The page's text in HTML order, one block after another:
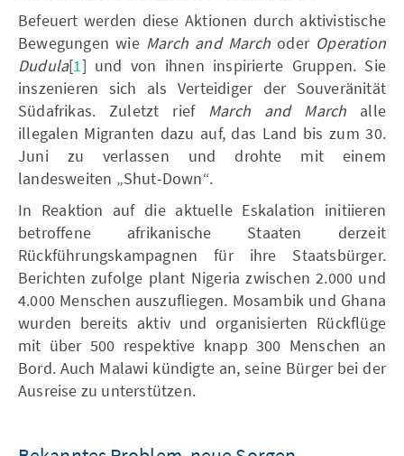
Befeuert werden diese Aktionen durch aktivistische
Bewegungen wie March and MarchoderOperation
Dudula[1] und von ihnen inspirierte Gruppen. Sie
inszenieren sich als Verteidiger der Souveränität
Südafrikas. Zuletzt rief March and March alle
illegalen Migranten dazu auf, das Land bis zum 30.
Juni zu verlassen und drohte mit einem
landesweiten „Shut-Down“.
In Reaktion auf die aktuelle Eskalation initiieren
betroffene afrikanische Staaten derzeit
Rückführungskampagnen für ihre Staatsbürger.
Berichten zufolge plant Nigeria zwischen 2.000 und
4.000 Menschen auszufliegen. Mosambik und Ghana
wurden bereits aktiv und organisierten Rückflüge
mit über 500 respektive knapp 300 Menschen an
Bord. Auch Malawi kündigte an, seine Bürger bei der
Ausreise zu unterstützen.